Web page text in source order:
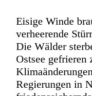
Eisige Winde
verheerende
Die Wälder
Ostsee gefrieren
Regierungen in